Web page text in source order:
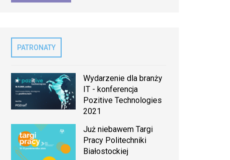
PATRONATY
Wydarzenie dla branży
IT - konferencja
Pozitive Technologies
2021
Już niebawem Targi
Pracy Politechniki
Białostockiej